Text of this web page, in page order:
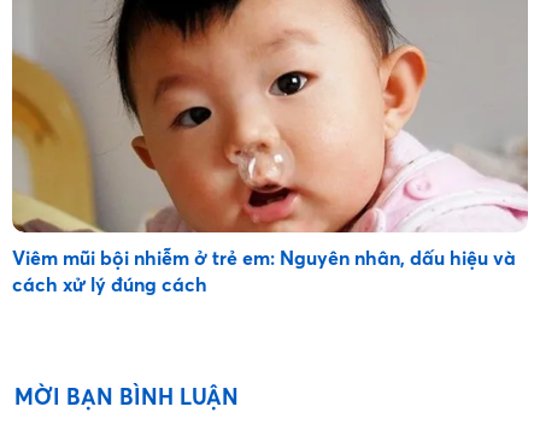
Viêm mũi bội nhiễm ở trẻ em: Nguyên nhân, dấu hiệu và
cách xử lý đúng cách
MỜI BẠN BÌNH LUẬN